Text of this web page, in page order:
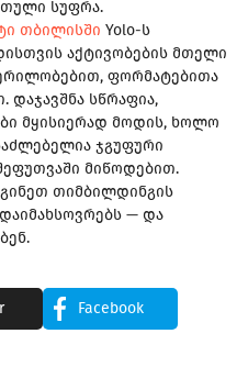
სუფრა.
თბილისში Yolo-ს
აქტივობების მთელი
ფორმატებითა
დაჯავშნა სწრაფია,
მყისიერად მოდის, ხოლო
ჯგუფური
მიწოდებით.
თიმბილდინგის
— და
Facebook